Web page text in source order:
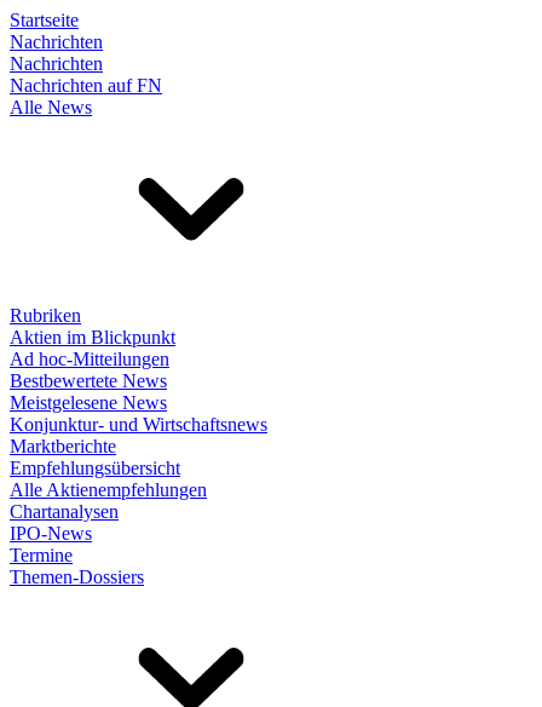
Startseite
Nachrichten
Nachrichten
Nachrichten auf FN
Alle News
Rubriken
Aktien im Blickpunkt
Ad hoc-Mitteilungen
Bestbewertete News
Meistgelesene News
Konjunktur- und Wirtschaftsnews
Marktberichte
Empfehlungsübersicht
Alle Aktienempfehlungen
Chartanalysen
IPO-News
Termine
Themen-Dossiers